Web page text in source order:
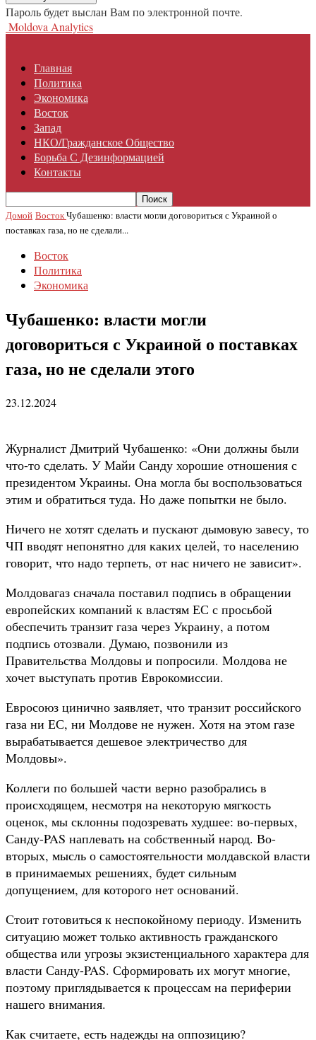
Пароль будет выслан Вам по электронной почте.
Moldova Analytics
Главная
Политика
Экономика
Восток
Запад
НКО/гражданское Общество
Борьба С Дезинформацией
Контакты
Домой ВостокЧубашенко: власти могли договориться с Украиной о
поставках газа, но не сделали...
Восток
Политика
Экономика
Чубашенко: власти могли
договориться с Украиной о поставках
газа, но не сделали этого
23.12.2024
Журналист Дмитрий Чубашенко: «Они должны были
что-то сделать. У Майи Санду хорошие отношения с
президентом Украины. Она могла бы воспользоваться
этим и обратиться туда. Но даже попытки не было.
Ничего не хотят сделать и пускают дымовую завесу, то
ЧП вводят непонятно для каких целей, то населению
говорит, что надо терпеть, от нас ничего не зависит».
Молдовагаз сначала поставил подпись в обращении
европейских компаний к властям ЕС с просьбой
обеспечить транзит газа через Украину, а потом
подпись отозвали. Думаю, позвонили из
Правительства Молдовы и попросили. Молдова не
хочет выступать против Еврокомиссии.
Евросоюз цинично заявляет, что транзит российского
газа ни ЕС, ни Молдове не нужен. Хотя на этом газе
вырабатывается дешевое электричество для
Молдовы».
Коллеги по большей части верно разобрались в
происходящем, несмотря на некоторую мягкость
оценок, мы склонны подозревать худшее: во-первых,
Санду-PAS наплевать на собственный народ. Во-
вторых, мысль о самостоятельности молдавской власти
в принимаемых решениях, будет сильным
допущением, для которого нет оснований.
Стоит готовиться к неспокойному периоду. Изменить
ситуацию может только активность гражданского
общества или угрозы экзистенциального характера для
власти Санду-PAS. Сформировать их могут многие,
поэтому приглядывается к процессам на периферии
нашего внимания.
Как считаете, есть надежды на оппозицию?